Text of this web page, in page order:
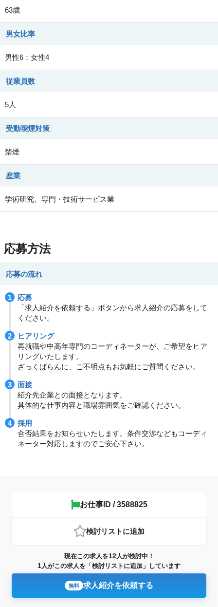
63歳
男女比率
男性6：女性4
従業員数
5人
受動喫煙対策
禁煙
産業
学術研究、専門・技術サービス業
応募方法
応募の流れ
応募
「求人紹介を依頼する」ボタンから求人紹介の応募をして
ください。
ヒアリング
再就職や中高年専門のコーディネーターが、ご希望をヒア
リングいたします。
ざっくばらんに、ご不明点もお気軽にご質問ください。
面接
紹介先企業との面接となります。
具体的な仕事内容と職場雰囲気をご確認ください。
採用
合否結果をお知らせいたします。条件交渉などもコーディ
ネーター対応しますのでご安心下さい。
お仕事ID / 3588825
検討リスト に追加
現在この求人を12人が検討中！
1人がこの求人を「検討リストに追加」しています
無料 求人紹介を依頼する